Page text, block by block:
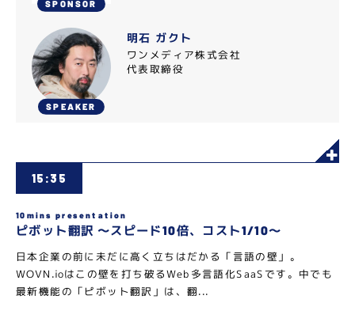
SPONSOR
SPEAKER
明石 ガクト
ワンメディア株式会社
代表取締役
15:35
10mins presentation
ピボット翻訳 〜スピード10倍、コスト1/10〜
日本企業の前に未だに高く立ちはだかる「言語の壁」。
WOVN.ioはこの壁を打ち破るWeb多言語化SaaSです。中でも
最新機能の「ピボット翻訳」は、翻...